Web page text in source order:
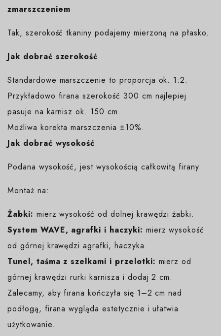
zmarszczeniem
Tak, szerokość tkaniny podajemy mierzoną na płasko.
Jak dobrać szerokość
Standardowe marszczenie to proporcja ok. 1:2.
Przykładowo firana szerokość 300 cm najlepiej
pasuje na karnisz ok. 150 cm.
Możliwa korekta marszczenia ±10%.
Jak dobrać wysokość
Podana wysokość, jest wysokością całkowitą firany.
Montaż na:
Żabki: mierz wysokość od dolnej krawędzi żabki.
System WAVE, agrafki i haczyki: mierz wysokość
od górnej krawędzi agrafki, haczyka.
Tunel, taśma z szelkami i przelotki: mierz od
górnej krawędzi rurki karnisza i dodaj 2 cm.
Zalecamy, aby firana kończyła się 1–2 cm nad
podłogą, firana wygląda estetycznie i ułatwia
użytkowanie.